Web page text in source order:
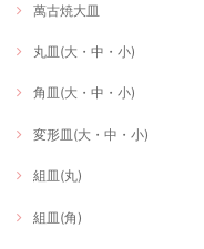
萬古焼大皿
丸皿(大・中・小)
角皿(大・中・小)
変形皿(大・中・小)
組皿(丸)
組皿(角)